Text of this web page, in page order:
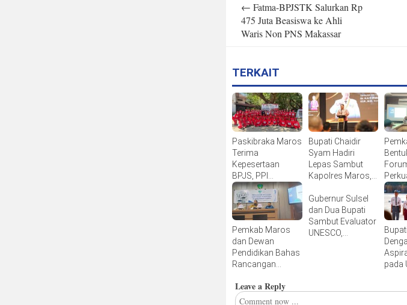
navigation
← Fatma-BPJSTK Salurkan Rp
475 Juta Beasiswa ke Ahli
Waris Non PNS Makassar
TERKAIT
Paskibraka Maros
Terima
Kepesertaan
BPJS, PPI
Apresiasi
Komitmen
Pemkab Lindungi
Generasi Muda
Bupati Chaidir
Syam Hadiri
Lepas Sambut
Kapolres Maros,
Pentingnya Sinergi
untuk Menjaga
Kamtibmas
Pemkab Maros
dan Dewan
Pendidikan Bahas
Rancangan
Sekolah dalam
FGD Penguatan
Gubernur Sulsel
dan Dua Bupati
Sambut Evaluator
UNESCO,
pada
Leave a Reply